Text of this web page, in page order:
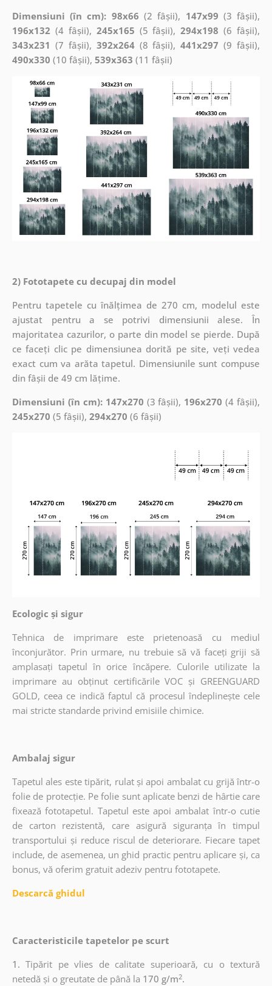
Dimensiuni (în cm): 98x66 (2 fâșii), 147x99 (3 fâșii),
196x132 (4 fâșii), 245x165 (5 fâșii),294x198 (6 fâșii),
343x231 (7 fâșii), 392x264(8 fâșii),441x297 (9 fâșii),
490x330 (10 fâșii), 539x363 (11 fâșii)
2) Fototapete cu decupaj din model
Pentru tapetele cu înălțimea de 270 cm, modelul este
ajustat pentru a se potrivi dimensiunii alese. În
majoritatea cazurilor, o parte din model se pierde. După
ce faceți clic pe dimensiunea dorită pe site, veți vedea
exact cum va arăta tapetul. Dimensiunile sunt compuse
din fâșii de 49 cm lățime.
Dimensiuni (în cm): 147x270 (3 fâșii), 196x270 (4 fâșii),
245x270 (5 fâșii), 294x270 (6 fâșii)
Ecologic și sigur
Tehnica de imprimare este prietenoasă cu mediul
înconjurător. Prin urmare, nu trebuie să vă faceți griji să
amplasați tapetul în orice încăpere. Culorile utilizate la
imprimare au obținut certificările VOC și GREENGUARD
GOLD, ceea ce indică faptul că procesul îndeplinește cele
mai stricte standarde privind emisiile chimice.
Ambalaj sigur
Tapetul ales este tipărit, rulat și apoi ambalat cu grijă într-o
folie de protecție. Pe folie sunt aplicate benzi de hârtie care
fixează fototapetul. Tapetul este apoi ambalat într-o cutie
de carton rezistentă, care asigură siguranța în timpul
transportului și reduce riscul de deteriorare. Fiecare tapet
include, de asemenea, un ghid practic pentru aplicare și, ca
bonus, vă oferim gratuit adeziv pentru fototapete.
Descarcă ghidul
Caracteristicile tapetelor pe scurt
1.Tipărit pe vlies de calitate superioară, cu o textură
netedă și o greutate de până la 170 g/m2.